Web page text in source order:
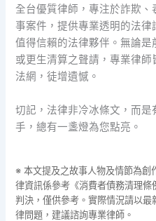
全台優質律師，專注於詐欺、
事案件，提供專業透明的法
值得信賴的法律夥伴。無論
或更生清算之聲請，專業律
法網，徒增遺憾。
切記，法律非冷冰條文，而
手，總有一盞燈為您點亮。
※ 本文提及之故事人物及情節為創
律資訊係參考《消費者債務清理
判決，僅供參考。實際情況請以
律問題，建議諮詢專業律師。